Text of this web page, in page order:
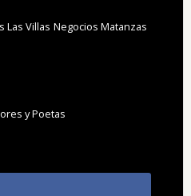
Las Villas Negocios Matanzas
y Poetas